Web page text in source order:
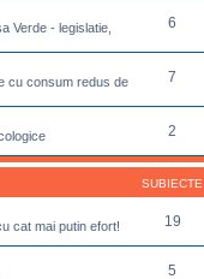
Verde - legislatie,
6
cu consum redus de
7
2
SUBIECTE
cat mai putin efort! 19
5